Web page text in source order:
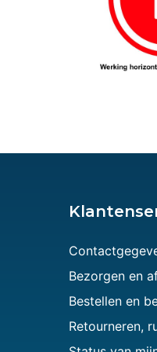
Bezorgen en
Bestellen en
Retourneren,